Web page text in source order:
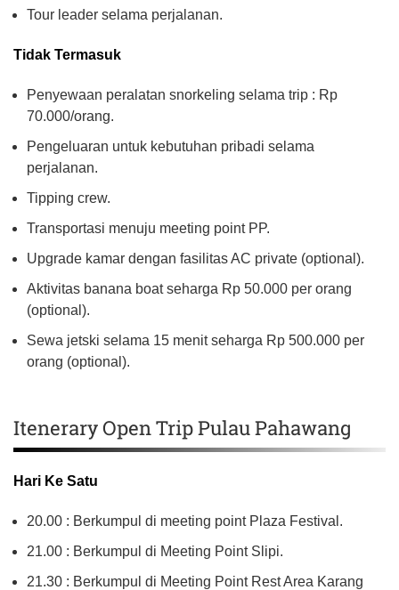
Tour leader selama perjalanan.
Tidak Termasuk
Penyewaan peralatan snorkeling selama trip : Rp
70.000/orang.
Pengeluaran untuk kebutuhan pribadi selama
perjalanan.
Tipping crew.
Transportasi menuju meeting point PP.
Upgrade kamar dengan fasilitas AC private (optional).
Aktivitas banana boat seharga Rp 50.000 per orang
(optional).
Sewa jetski selama 15 menit seharga Rp 500.000 per
orang (optional).
Itenerary Open Trip Pulau Pahawang
Hari Ke Satu
20.00 : Berkumpul di meeting point Plaza Festival.
21.00 : Berkumpul di Meeting Point Slipi.
21.30 : Berkumpul di Meeting Point Rest Area Karang